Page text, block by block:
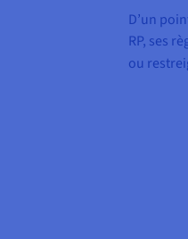
D’un
RP, ses
ou